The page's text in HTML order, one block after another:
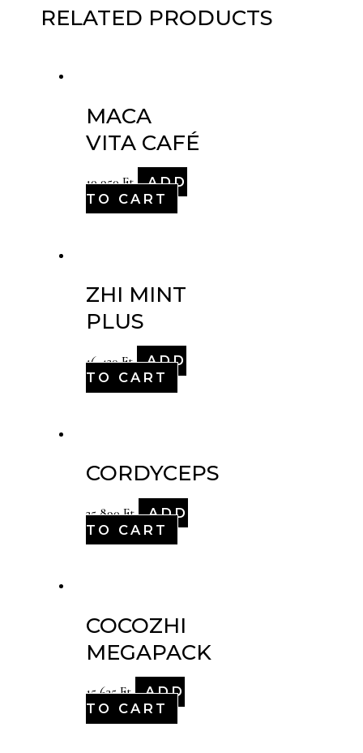
RELATED PRODUCTS
MACA
VITA CAFÉ
10,950Ft
ADD
TO CART
ZHI MINT
PLUS
16,420Ft
ADD
TO CART
CORDYCEPS
25,890Ft
ADD
TO CART
COCOZHI
MEGAPACK
15,635Ft
ADD
TO CART